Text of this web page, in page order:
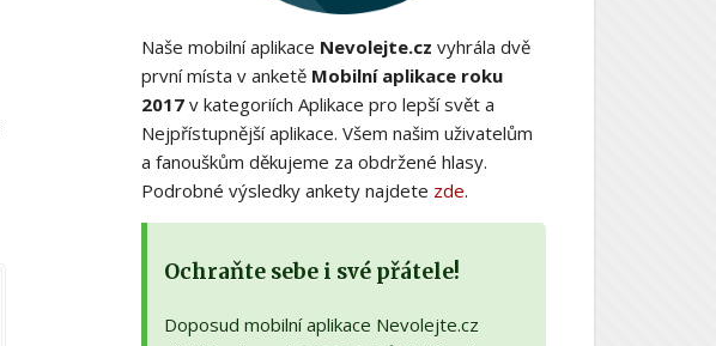
Naše mobilní aplikace Nevolejte.cz vyhrála dvě
první místa v anketě Mobilní aplikace roku
2017v kategoriích Aplikace pro lepší svět a
Nejpřístupnější aplikace. Všem našim uživatelům
a fanouškům děkujeme za obdržené hlasy.
Podrobné výsledky ankety najdete zde.
Ochraňte sebe i své přátele!
Doposud mobilní aplikace Nevolejte.cz